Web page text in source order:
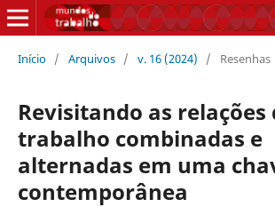
Início / Arquivos / v. 16 (2024) / Resenhas
Revisitando as relações
trabalho combinadas e
alternadas em uma
contemporânea